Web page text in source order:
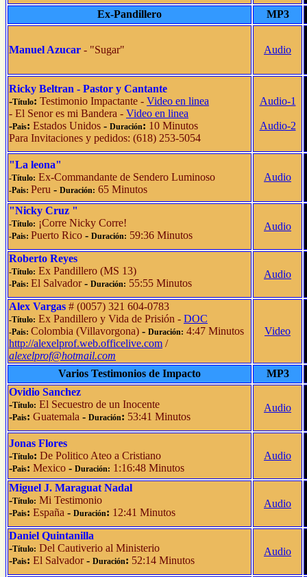
Ex-Pandillero MP3
Manuel Azucar - "Sugar" Audio
Ricky Beltran - Pastor y Cantante
-Título: Testimonio Impactante - Video en linea
- El Senor es mi Bandera - Video en linea
-Pais: Estados Unidos - Duración: 10 Minutos
Para Invitaciones y pedidos: (618) 253-5054
Audio-1
Audio-2
"La leona"
-Título: Ex-Commandante de Sendero Luminoso
-Pais: Peru - Duración: 65 Minutos
Audio
"Nicky Cruz "
-Título: ¡Corre Nicky Corre!
-Pais: Puerto Rico - Duración: 59:36 Minutos
Audio
Roberto Reyes
-Título: Ex Pandillero (MS 13)
-Pais: El Salvador- Duración: 55:55 Minutos
Audio
Alex Vargas # (0057) 321 604-0783
-Título: Ex Pandillero y Vida de Prisión - DOC
-Pais: Colombia (Villavorgona) - Duración: 4:47 Minutos
http://alexelprof.web.officelive.com /
alexelprof@hotmail.com
Video
Varios Testimonios de Impacto
MP3
Ovidio Sanchez
-Título: El Secuestro de un Inocente
-Pais: Guatemala - Duración: 53:41 Minutos
Audio
Jonas Flores
-Título: De Politico Ateo a Cristiano
-Pais: Mexico - Duración: 1:16:48 Minutos
Audio
Miguel J. Maraguat Nadal
-Título: Mi Testimonio
-Pais: España - Duración: 12:41 Minutos
Audio
Daniel Quintanilla
-Título: Del Cautiverio al Ministerio
-Pais: El Salvador- Duración: 52:14 Minutos
Audio